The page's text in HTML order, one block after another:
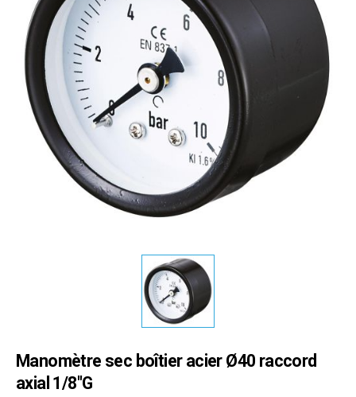
Manomètre sec boîtier acier Ø40 raccord
axial 1/8"G